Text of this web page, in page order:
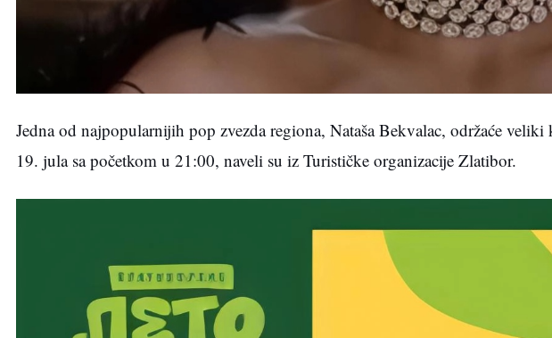
Jedna od najpopularnijih pop zvezda regiona, Nataša Bekvalac, održaće
19. jula sa početkom u 21:00, naveli su iz Turističke organizacije Zlatibor.